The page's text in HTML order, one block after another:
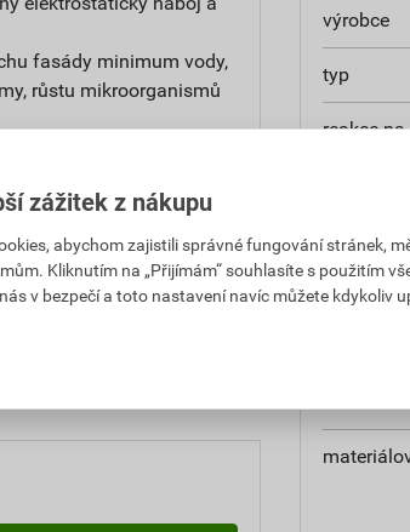
fasády minimum vody,
růstu mikroorganismů
objekt je dlouhá léta v
zákoníkem č.
lhůta.
výrobce
typ
reakce na
teplota
hmotnost
zážitek z nákupu
abychom zajistili správné fungování stránek,
Kliknutím na „Přijímám“ souhlasíte s použitím
v bezpečí a toto nastavení navíc můžete kdykoliv